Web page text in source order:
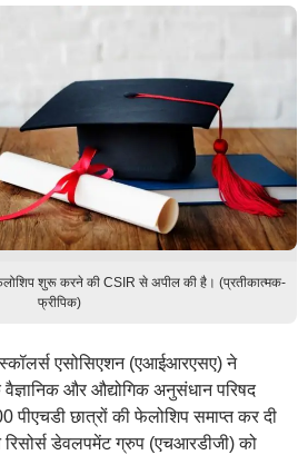
शुरू करने की CSIR से अपील की है। (प्रतीकात्मक-
फ्रीपिक)
एसोसिएशन (एआईआरएसए) ने
वैज्ञानिक और औद्योगिक अनुसंधान परिषद
छात्रों की फेलोशिप समाप्त कर दी
डेवलपमेंट ग्रुप (एचआरडीजी) को